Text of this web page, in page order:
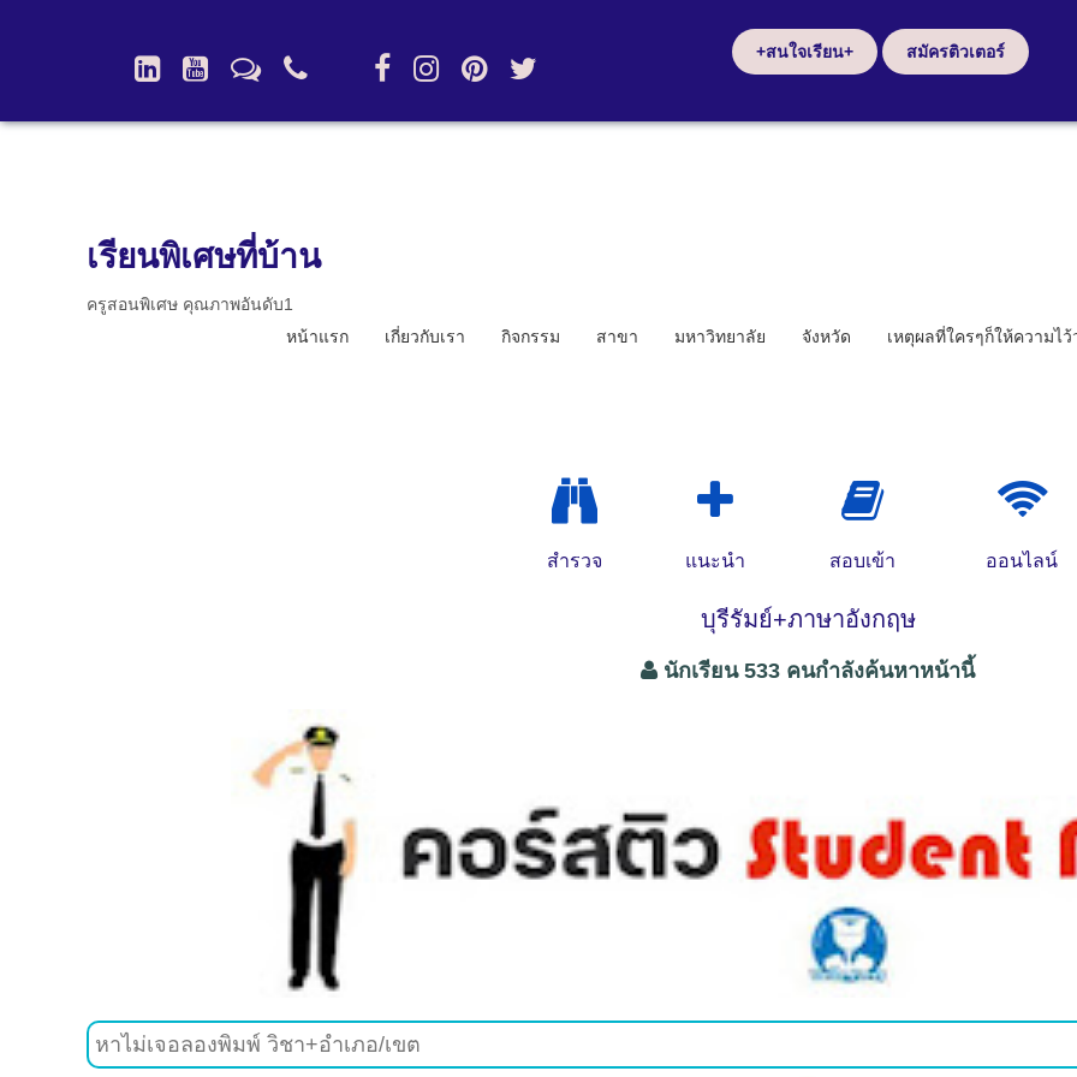
+สนใจเรียน+ สมัครติวเตอร์
เรียนพิเศษที่บ้าน
ครูสอนพิเศษ คุณภาพอันดับ1
หน้าแรก
เกี่ยวกับเรา กิจกรรม สาขา มหาวิทยาลัย จังหวัด เหตุผลที่ใครๆก็ให้ความไว้
สำรวจ แนะนำ สอบเข้า ออนไลน์
บุรีรัมย์+ภาษาอังกฤษ
นักเรียน 533 คนกำลังค้นหาหน้านี้